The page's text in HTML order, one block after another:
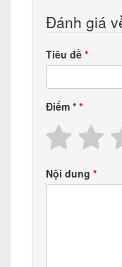
Đánh giá
Tiêu đề
Điểm *
Nội dung